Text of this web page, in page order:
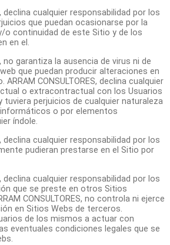
declina cualquier responsabilidad por los
que puedan ocasionarse por la
o continuidad de este Sitio y de los
en el.
no garantiza la ausencia de virus ni de
que puedan producir alteraciones en
CONSULTORES, declina cualquier
o extracontractual con los Usuarios
tuviera perjuicios de cualquier naturaleza
o por elementos
índole.
declina cualquier responsabilidad por los
pudieran prestarse en el Sitio por
declina cualquier responsabilidad por los
que se preste en otros Sitios
CONSULTORES, no controla ni ejerce
en Sitios Webs de terceros.
de los mismos a actuar con
eventuales condiciones legales que se